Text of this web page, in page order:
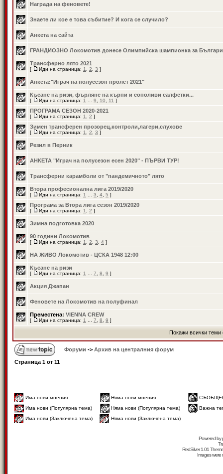
Награда на феновете!
Знаете ли кое е това събитие? И кога се случило?
Анкета на сайта
ГРАНДИОЗНО Локомотив донесе Олимпийска шампионка за
Трансферно лято 2021
[ Иди на страница: 1 2 3 ]
Анкета:"Играч на полусезон пролет 2021"
Късане на ризи, фърляне на кърпи и сополиви салфетки...
[ Иди на страница: 1 9 10 11 ]
ПРОГРАМА СЕЗОН 2020-2021
[ Иди на страница: 1 2 ]
Зимен трансферен прозорец,контроли,лагери,слухове
[ Иди на страница: 1 2 3 ]
Резил в Перник
АНКЕТА "Играч на полусезон есен 2020" - ПЪРВИ ТУР!
Трансферни карамболи от "пандемичното" лято
Втора професионална лига 2019/2020
[ Иди на страница: 1 3 4 5 ]
Програма за Втора лига сезон 2019/2020
[ Иди на страница: 1 2 ]
Зимна подготовка 2020
90 години Локомотив
[ Иди на страница: 1 2 3 4 ]
НА ЖИВО Локомотив - ЦСКА 1948 12:00
Късане на ризи
[ Иди на страница: 1 7 8 9 ]
Акция Джапан
Феновете на Локомотив на полуфинал
Преместена: VIENNA CREW
[ Иди на страница: 1 7 8 9 ]
Покажи всички теми
Форуми -> Архив на централния форум
Страница 1 от 11
Има нови мнения Няма нови мнения
Има нови (Популярна тема)
Няма нови (Популярна тема)
Важна
Има нови (Заключена тема)
Няма нови (Заключена тема)
Powered by
RedSilver 1.01
Images were